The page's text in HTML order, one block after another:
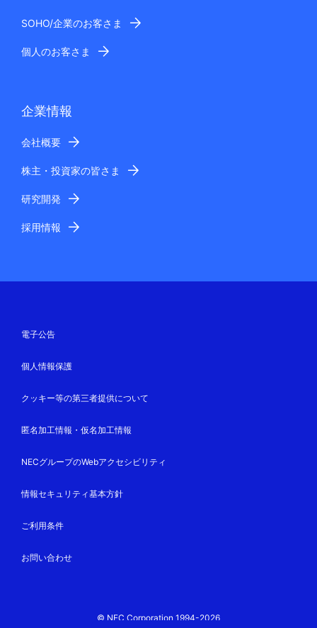
SOHO/企業のお客さま
個人のお客さま
企業情報
会社概要
株主・投資家の皆さま
研究開発
採用情報
電子公告
個人情報保護
クッキー等の第三者提供について
匿名加工情報・仮名加工情報
NECグループのWebアクセシビリティ
情報セキュリティ基本方針
ご利用条件
お問い合わせ
© NEC Corporation 1994-2026